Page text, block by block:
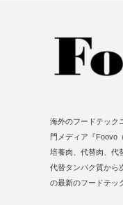
海外のフードテック
門メディア『Foovo
培養肉、代替肉、代
代替タンパク質から
の最新のフードテッ